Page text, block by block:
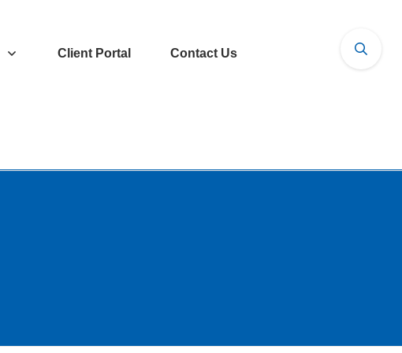
Client Portal Contact Us